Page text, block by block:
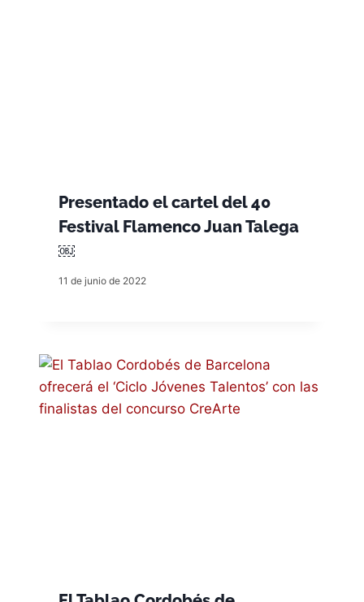
Presentado el cartel del 40
Festival Flamenco Juan Talega
￼
11 de junio de 2022